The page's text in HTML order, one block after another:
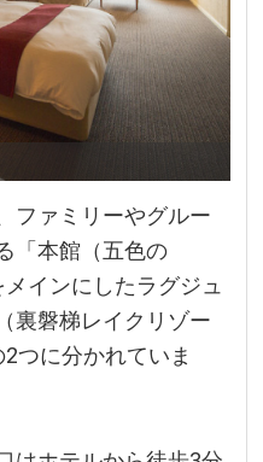
ファミリーやグルー
「本館（五色の
インにしたラグジュ
裏磐梯レイクリゾー
つに分かれていま